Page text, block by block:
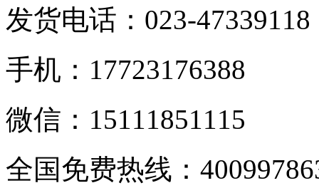
发货电话：023-
手机：17723176388
微信：15111851115
全国免费热线：